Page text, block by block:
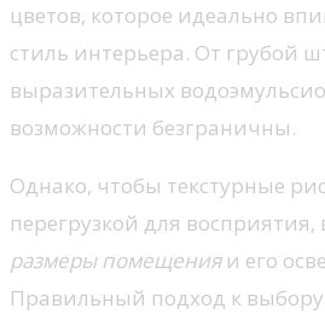
цветов, которое идеально
стиль интерьера. От грубой
выразительных
возможности безграничны.
Однако, чтобы текстурные
перегрузкой для
размеры помещенияи его
Правильный подход к выбору